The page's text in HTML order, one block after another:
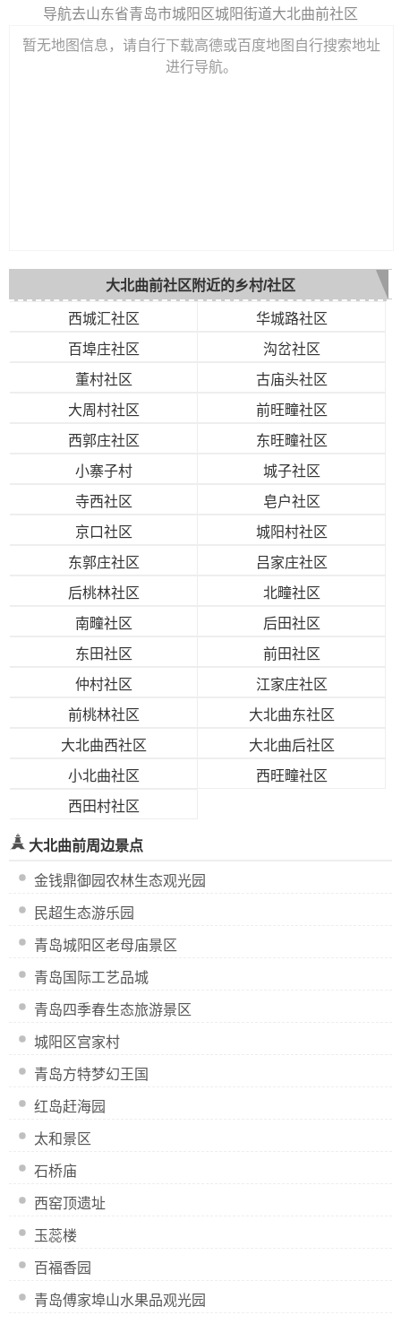
导航去山东省青岛市城阳区城阳街道大北曲前社区
暂无地图信息，请自行下载高德或百度地图自行搜索地址
进行导航。
大北曲前社区附近的乡村/社区
西城汇社区
华城路社区
百埠庄社区
沟岔社区
董村社区
古庙头社区
大周村社区
前旺疃社区
西郭庄社区
东旺疃社区
小寨子村
城子社区
寺西社区
皂户社区
京口社区
城阳村社区
东郭庄社区
吕家庄社区
后桃林社区
北疃社区
南疃社区
后田社区
东田社区
前田社区
仲村社区
江家庄社区
前桃林社区
大北曲东社区
大北曲西社区
大北曲后社区
小北曲社区
西旺疃社区
西田村社区
大北曲前周边景点
金钱鼎御园农林生态观光园
民超生态游乐园
青岛城阳区老母庙景区
青岛国际工艺品城
青岛四季春生态旅游景区
城阳区宫家村
青岛方特梦幻王国
红岛赶海园
太和景区
石桥庙
西窑顶遗址
玉蕊楼
百福香园
青岛傅家埠山水果品观光园